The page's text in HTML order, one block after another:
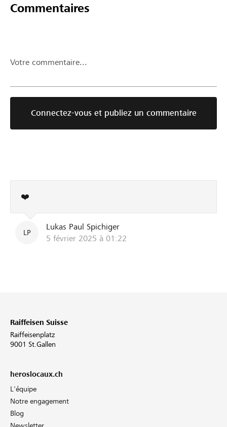
Commentaires
Votre commentaire...
Connectez-vous et publiez un commentaire
❤️
LP
Lukas Paul Spichiger
5 février 2025 à 01:22
Raiffeisen Suisse
Raiffeisenplatz
9001 St.Gallen
heroslocaux.ch
L'équipe
Notre engagement
Blog